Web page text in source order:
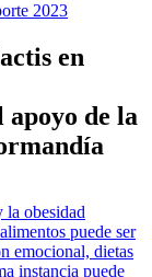
2023
en
de la
obesidad
puede ser
emocional, dietas
instancia puede